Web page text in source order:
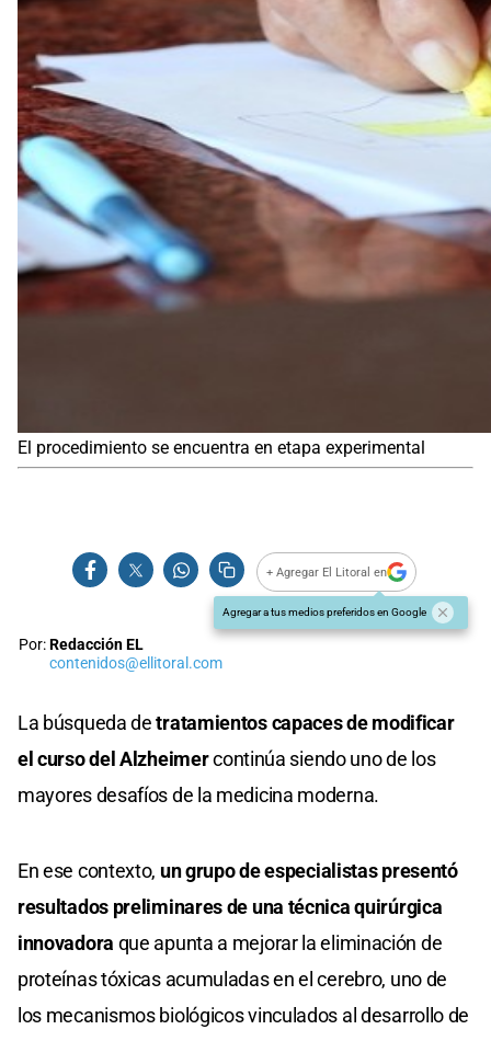
El procedimiento se encuentra en etapa experimental
+ Agregar El Litoral en
Agregar a tus medios preferidos en Google
Por:Redacción EL
contenidos@ellitoral.com
La búsqueda detratamientos capaces de modificar
el curso del Alzheimercontinúa siendo uno de los
mayores desafíos de la medicina moderna.
En ese contexto, un grupo de especialistas presentó
resultados preliminares de una técnica quirúrgica
innovadora que apunta a mejorar la eliminación de
proteínas tóxicas acumuladas en el cerebro, uno de
los mecanismos biológicos vinculados al desarrollo de